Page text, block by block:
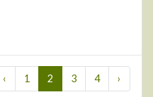
‹ 1 2 3 4 ›